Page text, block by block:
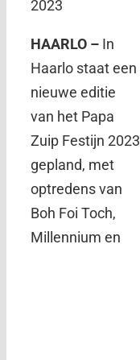
2023
HAARLO – In
Haarlo staat een
nieuwe editie
van het Papa
Zuip Festijn 2023
gepland, met
optredens van
Boh Foi Toch,
Millennium en